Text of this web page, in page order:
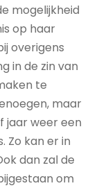
mogelijkheid
op haar
overigens
in de zin van
te
maar
jaar weer een
Zo kan er in
dan zal de
om